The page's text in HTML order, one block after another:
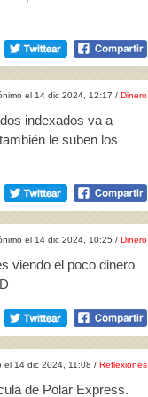
el 14 dic 2024, 12:17 / Dinero
indexados va a
le suben los
el 14 dic 2024, 10:25 / Dinero
viendo el poco dinero
el 14 dic 2024, 11:08 / Reflexiones
de Polar Express.